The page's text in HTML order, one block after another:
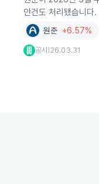
안건도 처리됐습니다.
원준 +6.57%
공시 26.03.31